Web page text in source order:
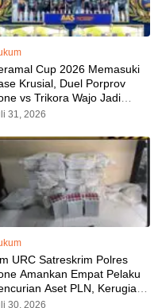
Cup 2026 Memasuki
Krusial, Duel Porprov
vs Trikora Wajo Jadi
Malam Ini
31, 2026
URC Satreskrim Polres
Amankan Empat Pelaku
Aset PLN, Kerugian
Capai Rp 3 Milyar
30, 2026